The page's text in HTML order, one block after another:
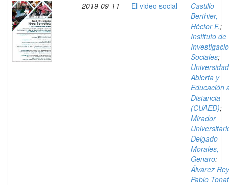
2019-09-11
El video social
Castillo
Berthier,
Héctor F.;
Instituto de
Sociales;
Universidad
Abierta y
Educación
Distancia
(CUAED);
Mirador
Delgado
Morales,
Genaro;
Álvarez
Pablo